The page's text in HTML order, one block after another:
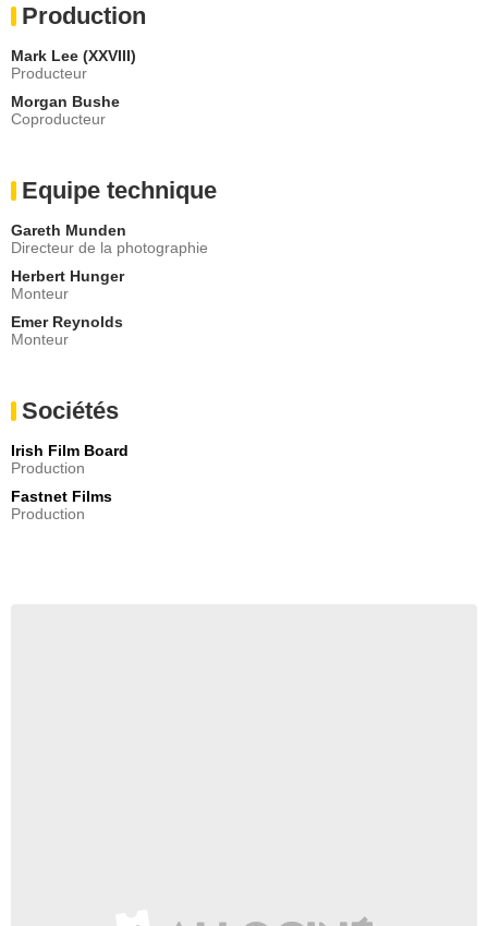
Production
Mark Lee (XXVIII)
Producteur
Morgan Bushe
Coproducteur
Equipe technique
Gareth Munden
Directeur de la photographie
Herbert Hunger
Monteur
Emer Reynolds
Monteur
Sociétés
Irish Film Board
Production
Fastnet Films
Production